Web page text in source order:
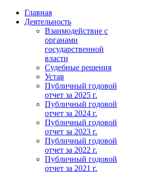
Главная
Деятельность
Взаимодействие с
органами
государственной
власти
Судебные решения
Устав
Публичный годовой
отчет за 2025 г.
Публичный годовой
отчет за 2024 г.
Публичный годовой
отчет за 2023 г.
Публичный годовой
отчет за 2022 г.
Публичный годовой
отчет за 2021 г.